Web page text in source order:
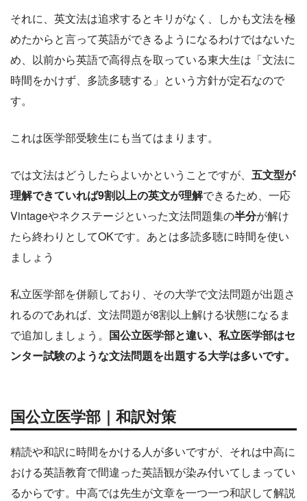
それに、英文法は追求するとキリがなく、しかも文法を極
めたからと言って英語ができるようになるわけではないた
め、以前から英語で高得点を取っている東大生は「文法に
時間をかけず、多読多聴する」という方針が定石なので
す。
これは医学部受験生にも当てはまります。
では文法はどうしたらよいかということですが、 五文型が
理解できていれば9割以上の英文が理解できるため、一応
Vintageやネクステージといった文法問題集の半分が解け
たら終わりとしてOKです。あとは多読多聴に時間を使い
ましょう
私立医学部を併願しており、その大学で文法問題が出題さ
れるのであれば、文法問題が8割以上解ける状態になるま
で追加しましょう。 国公立医学部と違い、私立医学部はセ
ンター試験のような文法問題を出題する大学は多いです。
国公立医学部｜和訳対策
精読や和訳に時間をかける人が多いですが、それは中高に
おける英語教育で間違った英語観が染み付いてしまってい
るからです。中高では先生が文章を一つ一つ和訳して解説